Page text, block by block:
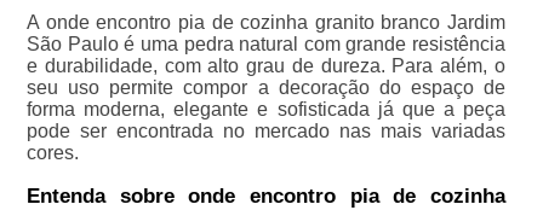
A onde encontro pia de cozinha granito branco Jardim
São Paulo é uma pedra natural com grande resistência
e durabilidade, com alto grau de dureza. Para além, o
seu uso permite compor a decoração do espaço de
forma moderna, elegante e sofisticada já que a peça
pode ser encontrada no mercado nas mais variadas
cores.
Entenda sobre onde encontro pia de cozinha